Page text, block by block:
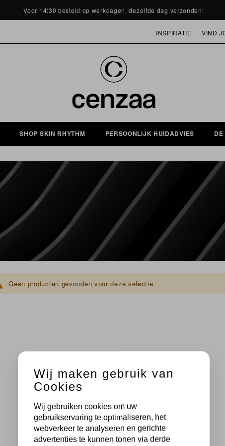
Voor 14:30 besteld op werkdagen, dezelfde dag verzonden!
INSPIRATIE VIND
SHOP SKIN RHYTHM PERSOONLIJK HUIDADVIES
Geen producten gevonden voor deze selectie.
Wij maken gebruik van
Cookies
Wij gebruiken cookies om uw
gebruikservaring te optimaliseren, het
webverkeer te analyseren en gerichte
advertenties te kunnen tonen via derde